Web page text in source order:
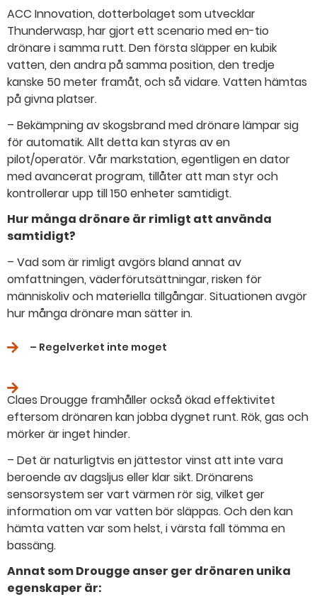
ACC Innovation, dotterbolaget som utvecklar
Thunderwasp, har gjort ett scenario med en-tio
drönare i samma rutt. Den första släpper en kubik
vatten, den andra på samma position, den tredje
kanske 50 meter framåt, och så vidare. Vatten hämtas
på givna platser.
– Bekämpning av skogsbrand med drönare lämpar sig
för automatik. Allt detta kan styras av en
pilot/operatör. Vår markstation, egentligen en dator
med avancerat program, tillåter att man styr och
kontrollerar upp till 150 enheter samtidigt.
Hur många drönare är rimligt att använda
samtidigt?
– Vad som är rimligt avgörs bland annat av
omfattningen, väderförutsättningar, risken för
människoliv och materiella tillgångar. Situationen avgör
hur många drönare man sätter in.
– Regelverket inte moget
Claes Drougge framhåller också ökad effektivitet
eftersom drönaren kan jobba dygnet runt. Rök, gas och
mörker är inget hinder.
– Det är naturligtvis en jättestor vinst att inte vara
beroende av dagsljus eller klar sikt. Drönarens
sensorsystem ser vart värmen rör sig, vilket ger
information om var vatten bör släppas. Och den kan
hämta vatten var som helst, i värsta fall tömma en
bassäng.
Annat som Drougge anser ger drönaren unika
egenskaper är: